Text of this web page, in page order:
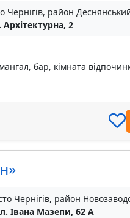
Чернігів, район
Архітектурна, 2
бар, кімната
Чернігів, район
Івана Мазепи, 62 А